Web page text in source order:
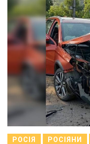
РОСІЯ РОСІЯНИ